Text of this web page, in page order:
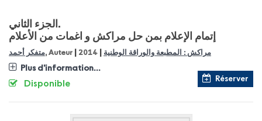
الجزء الثاني.
إتمام الإعلام بمن حل مراكش و اغمات من الأعلام
متفكر أحمد, Auteur مراكش : المطبعة والوراقة الوطنية 2014
Plus d'information...
Réserver
Disponible